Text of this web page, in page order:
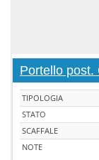
Portello post.
TIPOLOGIA
STATO
SCAFFALE
NOTE